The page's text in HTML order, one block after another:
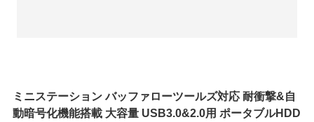
ミニステーション バッファローツールズ対応 耐衝撃&自
動暗号化機能搭載 大容量 USB3.0&2.0用 ポータブルHDD